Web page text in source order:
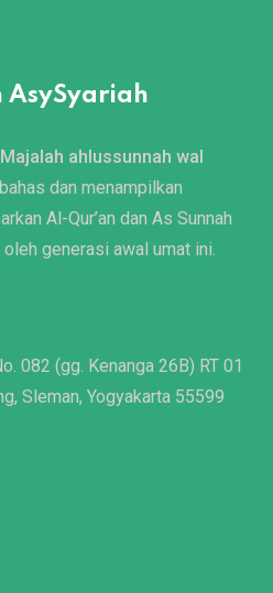
AsySyariah
Majalah ahlussunnah wal
dan menampilkan
Al-Qur’an dan As Sunnah
generasi awal umat ini.
082 (gg. Kenanga 26B) RT 01
Sleman, Yogyakarta 55599